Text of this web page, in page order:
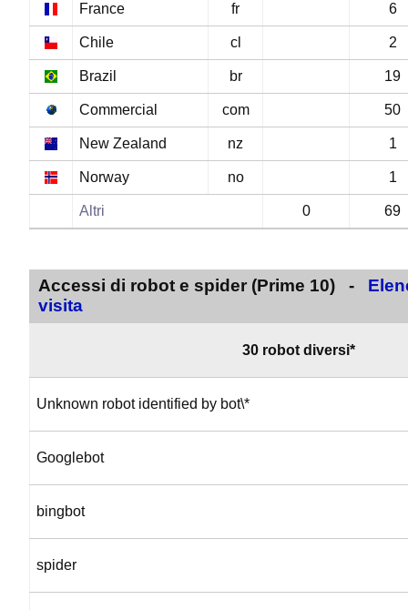
France fr 6
Chile cl 2
Brazil br 19
Commercial com 50
New Zealand nz 1
Norway no 1
Altri 0 69
Accessi di robot e spider (Prime 10) -
visita
30 robot diversi*
Unknown robot identified by bot\*
Googlebot
bingbot
spider